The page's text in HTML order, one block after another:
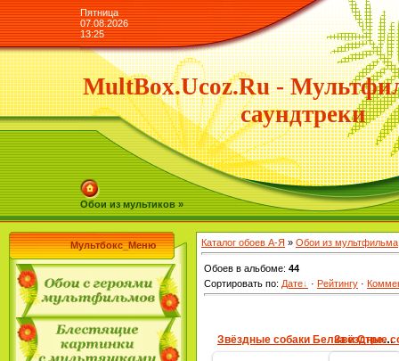
Пятница
07.08.2026
13:25
MultBox.Ucoz.Ru -
саундтреки
Обои из мультиков »
Мультбокс_Меню Каталог обоев А-Я » Обои из мультфильма
Обоев в альбоме: 44
Сортировать по: Дате · Рейтингу ·
Звёздные собаки Белка и Стрелка